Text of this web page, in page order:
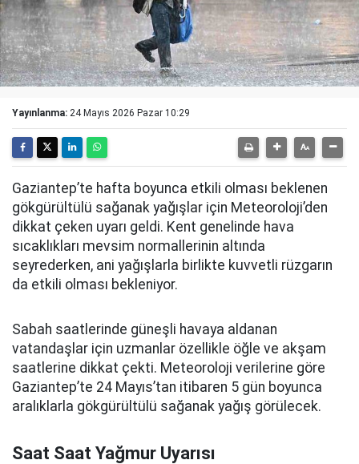
Yayınlanma: 24 Mayıs 2026 Pazar 10:29
Gaziantep’te hafta boyunca etkili olması beklenen
gökgürültülü sağanak yağışlar için Meteoroloji’den
dikkat çeken uyarı geldi. Kent genelinde hava
sıcaklıkları mevsim normallerinin altında
seyrederken, ani yağışlarla birlikte kuvvetli rüzgarın
da etkili olması bekleniyor.
Sabah saatlerinde güneşli havaya aldanan
vatandaşlar için uzmanlar özellikle öğle ve akşam
saatlerine dikkat çekti. Meteoroloji verilerine göre
Gaziantep’te 24 Mayıs’tan itibaren 5 gün boyunca
aralıklarla gökgürültülü sağanak yağış görülecek.
Saat Saat Yağmur Uyarısı